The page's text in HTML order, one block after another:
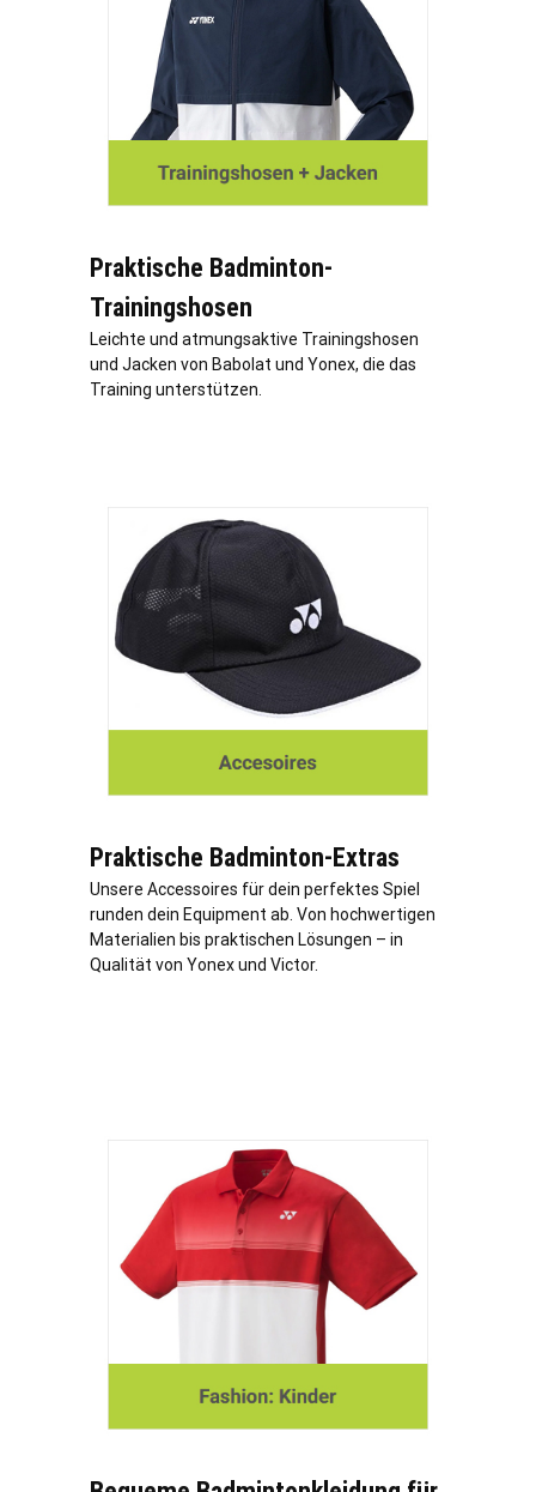
Praktische Badminton-
Trainingshosen
Leichte und atmungsaktive Trainingshosen
und Jacken von Babolat und Yonex, die das
Training unterstützen.
Praktische Badminton-Extras
Unsere Accessoires für dein perfektes Spiel
runden dein Equipment ab. Von hochwertigen
Materialien bis praktischen Lösungen – in
Qualität von Yonex und Victor.